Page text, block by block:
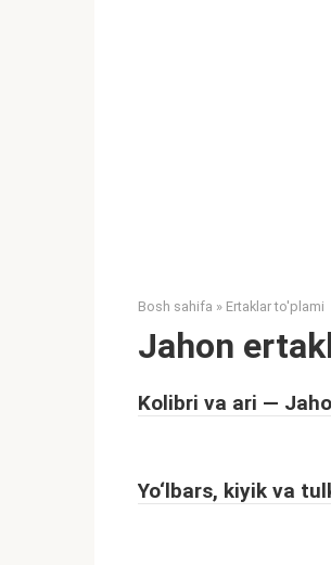
Bosh sahifa » Ertaklar to'plami
Jahon
Kolibri va ari —
Yo‘lbars, kiyik va